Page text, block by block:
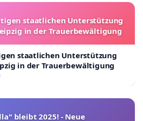
staatlichen Unterstützung
in der Trauerbewältigung
staatlichen Unterstützung
in der Trauerbewältigung
bleibt 2025! - Neue